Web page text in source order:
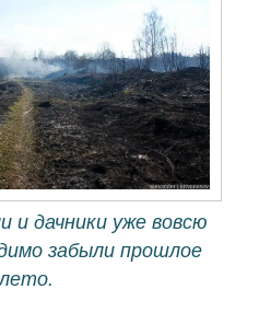
дачники уже вовсю
забыли прошлое
лето.